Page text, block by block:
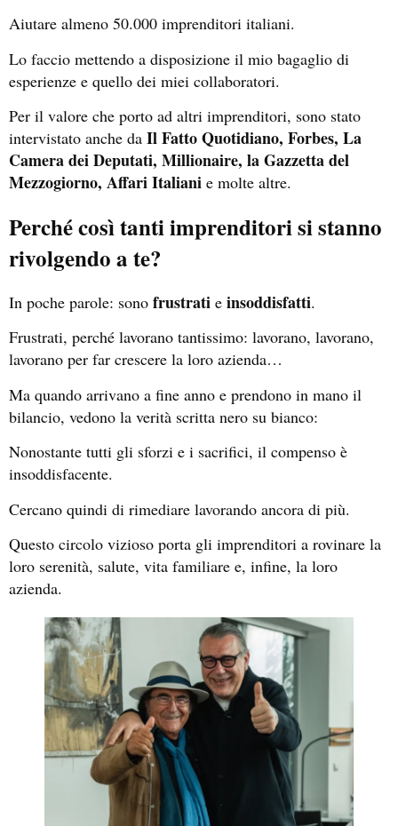
Aiutare almeno 50.000 imprenditori italiani.
Lo faccio mettendo a disposizione il mio bagaglio di
esperienze e quello dei miei collaboratori.
Per il valore che porto ad altri imprenditori, sono stato
intervistato anche da Il Fatto Quotidiano, Forbes, La
Camera dei Deputati, Millionaire, la Gazzetta del
Mezzogiorno, Affari Italiani e molte altre.
Perché così tanti imprenditori si stanno
rivolgendo a te?
In poche parole: sono frustrati e insoddisfatti.
Frustrati, perché lavorano tantissimo: lavorano, lavorano,
lavorano per far crescere la loro azienda…
Ma quando arrivano a fine anno e prendono in mano il
bilancio, vedono la verità scritta nero su bianco:
Nonostante tutti gli sforzi e i sacrifici, il compenso è
insoddisfacente.
Cercano quindi di rimediare lavorando ancora di più.
Questo circolo vizioso porta gli imprenditori a rovinare la
loro serenità, salute, vita familiare e, infine, la loro
azienda.